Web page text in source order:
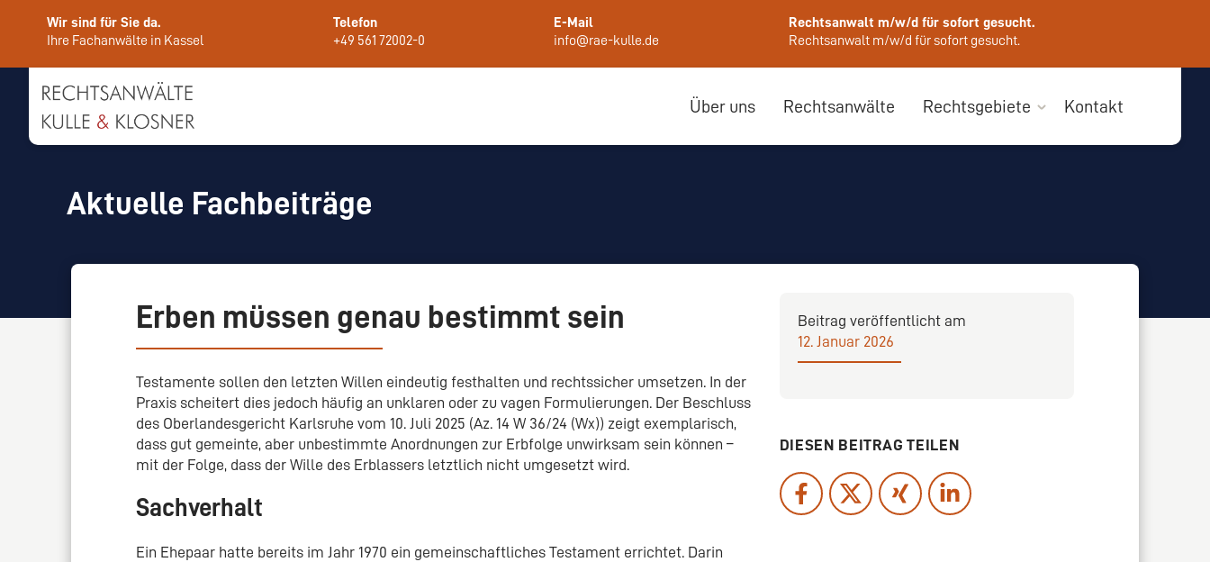
Wir sind für Sie da.
Ihre Fachanwälte in Kassel
Telefon
+49 561 72002-0
E-Mail
info@rae-kulle.de
Rechtsanwalt m/w/d für sofort gesucht.
Rechtsanwalt m/w/d für sofort gesucht.
Über uns Rechtsanwälte Rechtsgebiete Kontakt
Aktuelle Fachbeiträge
Erben müssen genau bestimmt sein
Testamente sollen den letzten Willen eindeutig festhalten und rechtssicher umsetzen. In der
Praxis scheitert dies jedoch häufig an unklaren oder zu vagen Formulierungen. Der Beschluss
des Oberlandesgericht Karlsruhe vom 10. Juli 2025 (Az. 14 W 36/24 (Wx)) zeigt exemplarisch,
dass gut gemeinte, aber unbestimmte Anordnungen zur Erbfolge unwirksam sein können –
mit der Folge, dass der Wille des Erblassers letztlich nicht umgesetzt wird.
Sachverhalt
Ein Ehepaar hatte bereits im Jahr 1970 ein gemeinschaftliches Testament errichtet. Darin
Beitrag veröffentlicht am
12. Januar 2026
DIESEN BEITRAG TEILEN